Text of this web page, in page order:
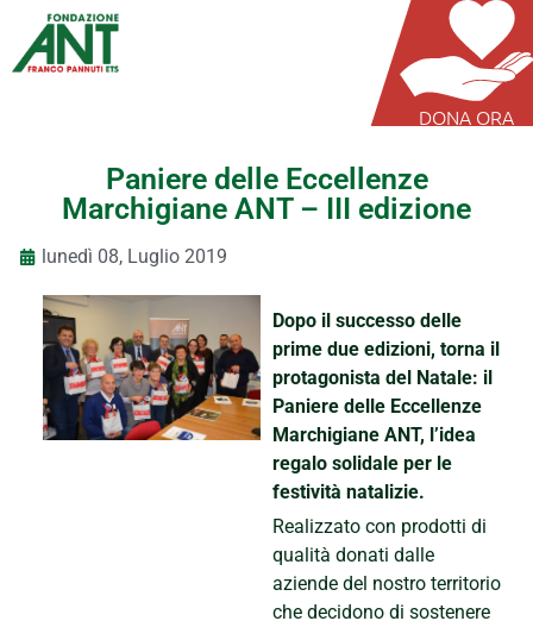
DONA ORA
Paniere delle Eccellenze
Marchigiane ANT – III edizione
lunedì 08, Luglio 2019
Dopo il successo delle
prime due edizioni, torna il
protagonista del Natale: il
Paniere delle Eccellenze
Marchigiane ANT, l’idea
regalo solidale per le
festività natalizie.
Realizzato con prodotti di
qualità donati dalle
aziende del nostro territorio
che decidono di sostenere